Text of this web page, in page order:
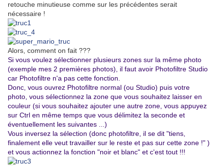
retouche minutieuse comme sur les précédentes serait
nécessaire !
Alors, comment on fait ???
Si vous voulez sélectionner plusieurs zones sur la même photo
(exemple mes 2 premières photos), il faut avoir Photofiltre Studio
car Photofiltre n'a pas cette fonction.
Donc, vous ouvrez Photofiltre normal (ou Studio) puis votre
photo, vous sélectionnez la zone que vous souhaitez laisser en
couleur (si vous souhaitez ajouter une autre zone, vous appuyez
sur Ctrl en même temps que vous délimitez la seconde et
éventuellement les suivantes ...)
Vous inversez la sélection (donc photofiltre, il se dit "tiens,
finalement elle veut travailler sur le reste et pas sur cette zone !" )
et vous actionnez la fonction "noir et blanc" et c'est tout !!!